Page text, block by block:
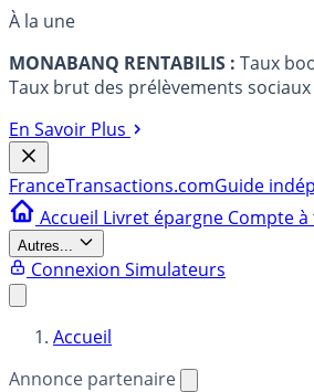
À la une
MONABANQ RENTABILIS : Taux
Taux brut des prélèvements
En Savoir Plus
FranceTransactions.comGuide
Accueil Livret épargne Compte
Autres...
Connexion Simulateurs
Accueil
Annonce partenaire